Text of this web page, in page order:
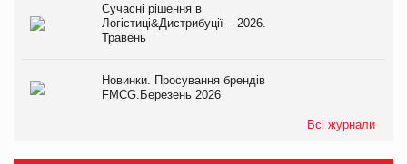
Сучасні рішення в
Логістиці&Дистрибуції – 2026.
Травень
Новинки. Просування брендів
FMCG.Березень 2026
Всі журнали